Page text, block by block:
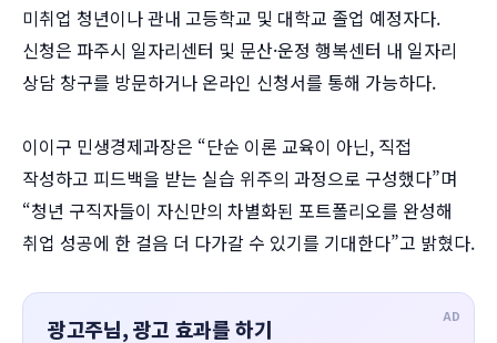
미취업 청년이나 관내 고등학교 및 대학교 졸업 예정자다.
신청은 파주시 일자리센터 및 문산·운정 행복센터 내 일자리
상담 창구를 방문하거나 온라인 신청서를 통해 가능하다.
이이구 민생경제과장은 “단순 이론 교육이 아닌, 직접
작성하고 피드백을 받는 실습 위주의 과정으로 구성했다”며
“청년 구직자들이 자신만의 차별화된 포트폴리오를 완성해
취업 성공에 한 걸음 더 다가갈 수 있기를 기대한다”고 밝혔다.
AD
광고주님, 광고 효과를 하기